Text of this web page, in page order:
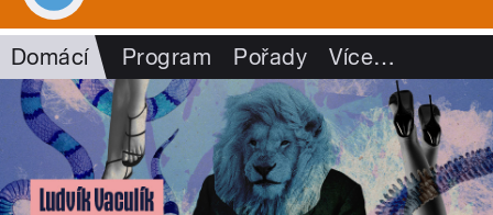
Domácí Program Pořady Více…